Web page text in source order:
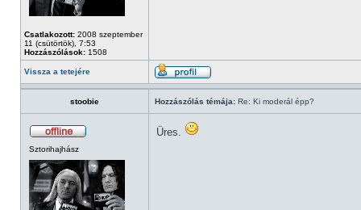
Csatlakozott: 2008 szeptember
11 (csütörtök), 7:53
Hozzászólások: 1508
Vissza a tetejére
stoobie Hozzászólás témája: Re: Ki moderál épp?
Sztorihajhász
Üres.